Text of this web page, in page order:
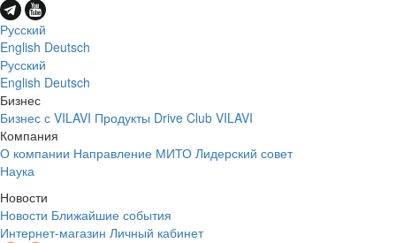
Русский
English Deutsch
Русский
English Deutsch
Бизнес
Бизнес с VILAVI Продукты Drive Club VILAVI
Компания
О компании Направление МИТО Лидерский совет
Наука
Новости
Новости Ближайшие события
Интернет-магазин Личный кабинет